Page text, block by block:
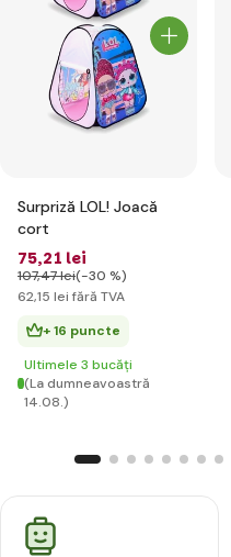
Surpriză LOL! Joacă
cort
75,21 lei
107,47 lei(-30 %)
62,15 lei fără TVA
+ 16 puncte
Ultimele 3 bucăți
(La dumneavoastră
14.08.)